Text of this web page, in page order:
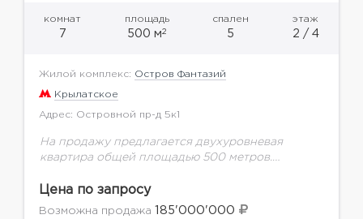
комнат
7
площадь
500 м2
спален
5
этаж
2 / 4
Жилой комплекс: Остров Фантазий
Крылатское
Адрес: Островной пр-д 5к1
На продажу предлагается двухуровневая
квартира общей площадью 500 метров.
индивидуальному проекту. На первом уроне с
потолками в 3.5 метра расположилась
Цена по запросу
Возможна продажа 185'000'000